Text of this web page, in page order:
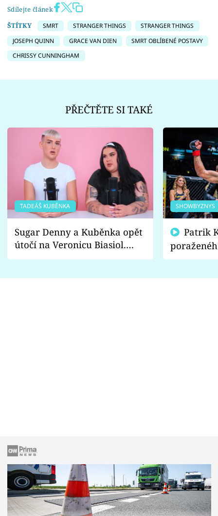
Sdílejte článek
ŠTÍTKY
SMRT STRANGER THINGS
STRANGER THINGS
JOSEPH QUINN
GRACE VAN DIEN
SMRT OBLÍBENÉ POSTAVY
CHRISSY CUNNINGHAM
PŘEČTĚTE SI TAKÉ
TADEÁŠ KUBĚNKA
Sugar Denny a Kuběnka opět
útočí na Veronicu Biasiol.
Proč je podle nich falešná a
SHOWBYZNYS
fanoušci